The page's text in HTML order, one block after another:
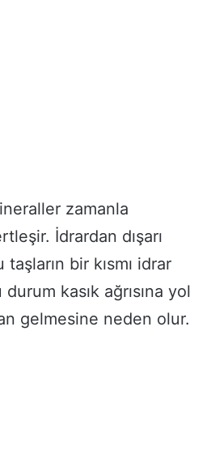
zamanla
İdrardan dışarı
taşların bir kısmı idrar
kasık ağrısına yol
gelmesine neden olur.